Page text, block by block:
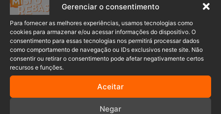
Gerenciar o consentimento
Para fornecer as melhores experiências, usamos tecnologias como
cookies para armazenar e/ou acessar informações do dispositivo. O
consentimento para essas tecnologias nos permitirá processar dados
como comportamento de navegação ou IDs exclusivos neste site. Não
consentir ou retirar o consentimento pode afetar negativamente certos
recursos e funções.
Aceitar
Negar
Populares
Homem coloca fogo em casa, confessa
o crime e espera a polícia para ser